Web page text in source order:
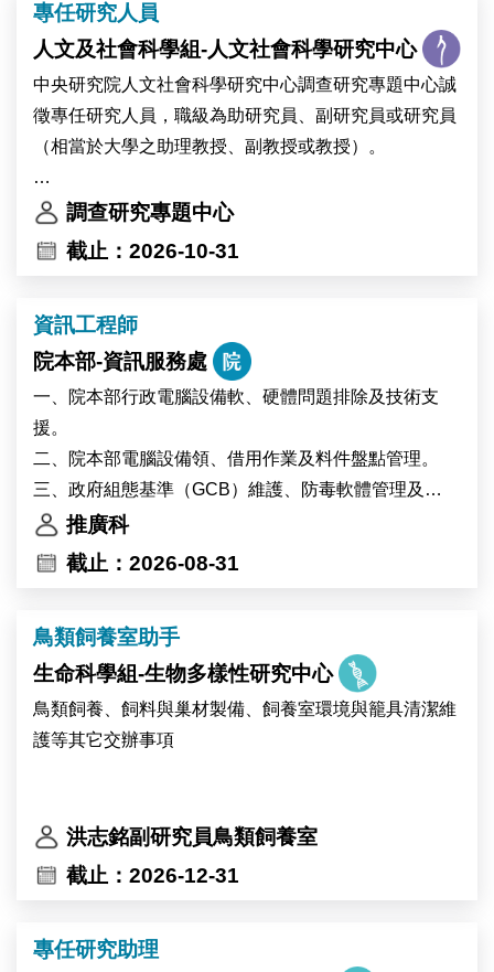
專任研究人員
人文及社會科學組-人文社會科學研究中心
中央研究院人文社會科學研究中心調查研究專題中心誠
徵專任研究人員，職級為助研究員、副研究員或研究員
（相當於大學之助理教授、副教授或教授）。
本中心歡迎專長於調查方法、計算社會科學、文字探勘
或資料科學等領域之優秀學者申請。
術研究環境，擁有高品質的調查資料、數位資料及行政
資料等研究資源，並提供豐富的跨領域合作機會，支持
創新實證研究。
調查研究專題中心
截止：2026-10-31
資訊工程師
院本部-資訊服務處
一、院本部行政電腦設備軟、硬體問題排除及技術支
援。
二、院本部電腦設備領、借用作業及料件盤點管理。
三、政府組態基準（GCB）維護、防毒軟體管理及
Windows更新派送作業。
四、其他交辦事項。
推廣科
截止：2026-08-31
鳥類飼養室助手
生命科學組-生物多樣性研究中心
鳥類飼養、飼料與巢材製備、飼養室環境與籠具清潔維
護等其它交辦事項
洪志銘副研究員鳥類飼養室
截止：2026-12-31
專任研究助理